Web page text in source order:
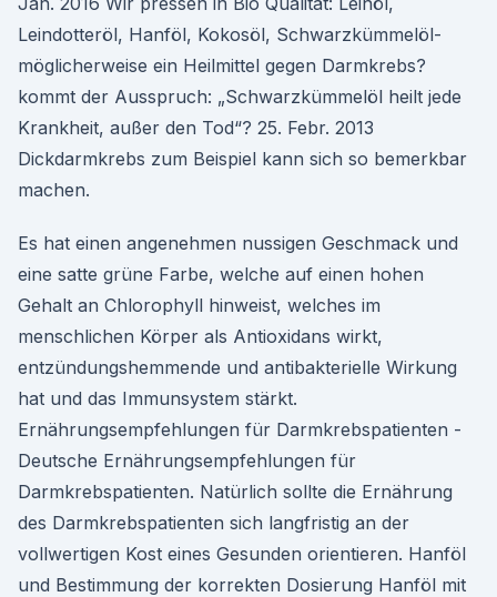
Leindotteröl, Hanföl, Kokosöl, Schwarzkümmelöl-
möglicherweise ein Heilmittel gegen Darmkrebs?
kommt der Ausspruch: „Schwarzkümmelöl heilt jede
Krankheit, außer den Tod“? 25. Febr. 2013
Dickdarmkrebs zum Beispiel kann sich so bemerkbar
machen.
Es hat einen angenehmen nussigen Geschmack und
eine satte grüne Farbe, welche auf einen hohen
Gehalt an Chlorophyll hinweist, welches im
menschlichen Körper als Antioxidans wirkt,
entzündungshemmende und antibakterielle Wirkung
hat und das Immunsystem stärkt.
Ernährungsempfehlungen für Darmkrebspatienten -
Deutsche Ernährungsempfehlungen für
Darmkrebspatienten. Natürlich sollte die Ernährung
des Darmkrebspatienten sich langfristig an der
vollwertigen Kost eines Gesunden orientieren. Hanföl
und Bestimmung der korrekten Dosierung Hanföl mit